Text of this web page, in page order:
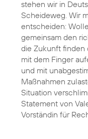
stehen wir in
Scheideweg. Wir
entscheiden:
gemeinsam den
die Zukunft finden
mit dem Finger
und mit
Maßnahmen
Situation
Statement von
Vorständin für